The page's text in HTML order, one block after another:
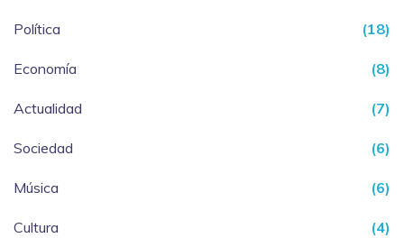
Política (18)
Economía (8)
Actualidad (7)
Sociedad (6)
Música (6)
Cultura (4)